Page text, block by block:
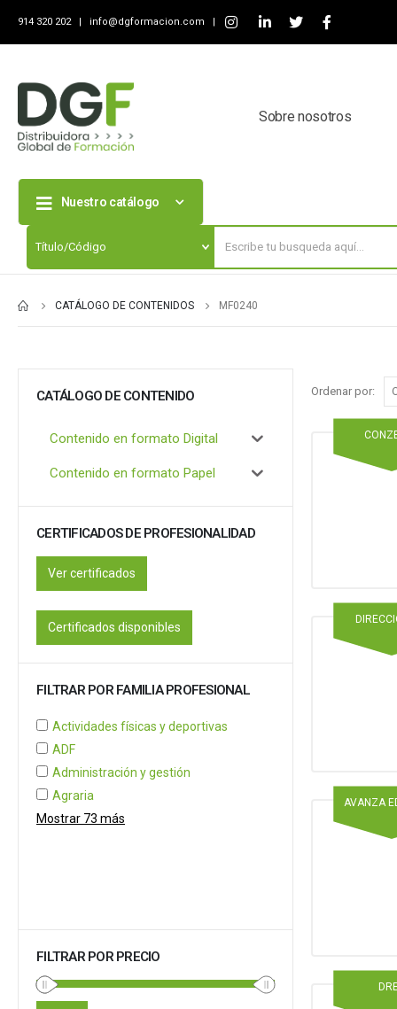
914 320 202 | info@dgformacion.com |
Sobre nosotros
Nuestro catálogo
CATÁLOGO DE CONTENIDOS MF0240
Ordenar por:
AVANZA
CATÁLOGO DE CONTENIDO
Contenido en formato Digital
Contenido en formato Papel
CERTIFICADOS DE PROFESIONALIDAD
Ver certificados
Certificados disponibles
FILTRAR POR FAMILIA PROFESIONAL
Actividades físicas y deportivas
ADF
Administración y gestión
Agraria
Mostrar 73 más
FILTRAR POR PRECIO